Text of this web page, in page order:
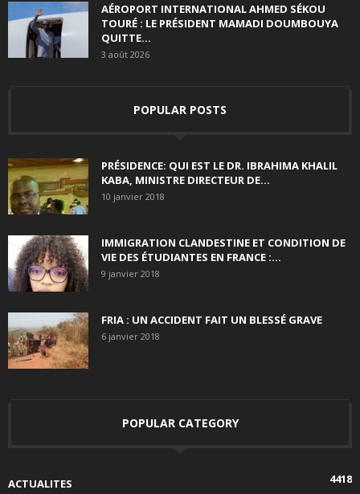
AÉROPORT INTERNATIONAL AHMED SÉKOU
TOURÉ : LE PRÉSIDENT MAMADI DOUMBOUYA
QUITTE...
3 août 2026
POPULAR POSTS
PRÉSIDENCE: QUI EST LE DR. IBRAHIMA KHALIL
KABA, MINISTRE DIRECTEUR DE...
10 janvier 2018
IMMIGRATION CLANDESTINE ET CONDITION DE
VIE DES ÉTUDIANTES EN FRANCE :...
9 janvier 2018
FRIA : UN ACCIDENT FAIT UN BLESSÉ GRAVE
6 janvier 2018
POPULAR CATEGORY
ACTUALITES
4418